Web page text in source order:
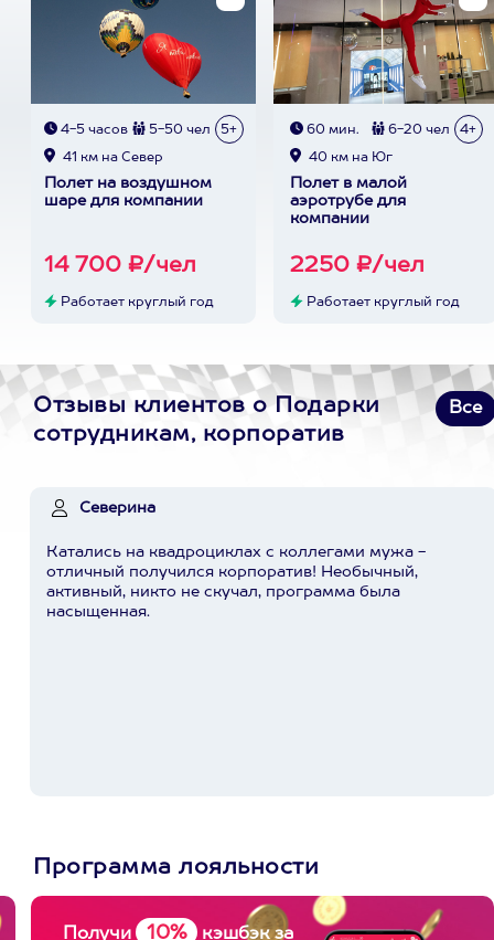
4-5 часов 5-50 чел 5+
41 км на Север
Полет на воздушном
шаре для компании
14 700 ₽/чел
Работает круглый год
60 мин. 6-20 чел 4+
40 км на Юг
Полет в малой
аэротрубе для
компании
2250 ₽/чел
Работает круглый год
Отзывы клиентов о Подарки
сотрудникам, корпоратив
Все
Северина
Катались на квадроциклах с коллегами мужа -
отличный получился корпоратив! Необычный,
активный, никто не скучал, программа была
насыщенная.
Программа лояльности
Получи 10%
кэшбэк за